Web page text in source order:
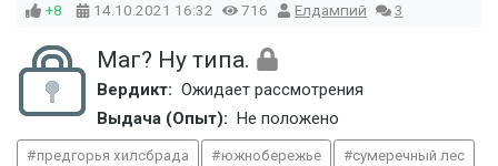
+8 14.10.2021 16:32 716 Елдампий 3
Маг? Ну типа.
Вердикт: Ожидает рассмотрения
Выдача (Опыт):
Не положено
предгорья хилсбрада южнобережье сумеречный лес